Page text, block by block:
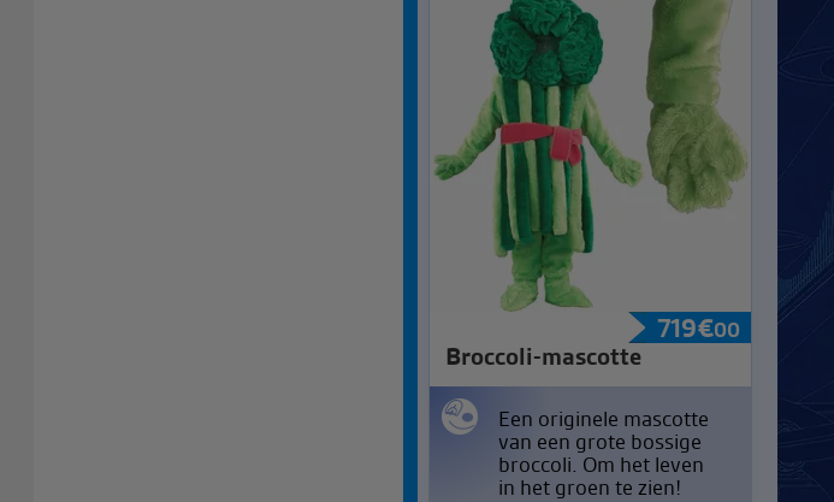
719€00
Broccoli-mascotte
Een originele mascotte
van een grote bossige
broccoli. Om het leven
in het groen te zien!